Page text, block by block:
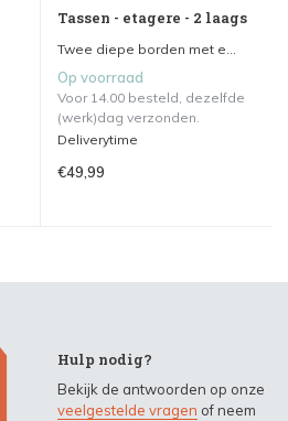
Tassen - etagere - 2 laags
Twee diepe borden met e...
Op voorraad
Voor 14.00 besteld, dezelfde
(werk)dag verzonden.
Deliverytime
€49,99
Hulp nodig?
Bekijk de antwoorden op onze
veelgestelde vragen of neem